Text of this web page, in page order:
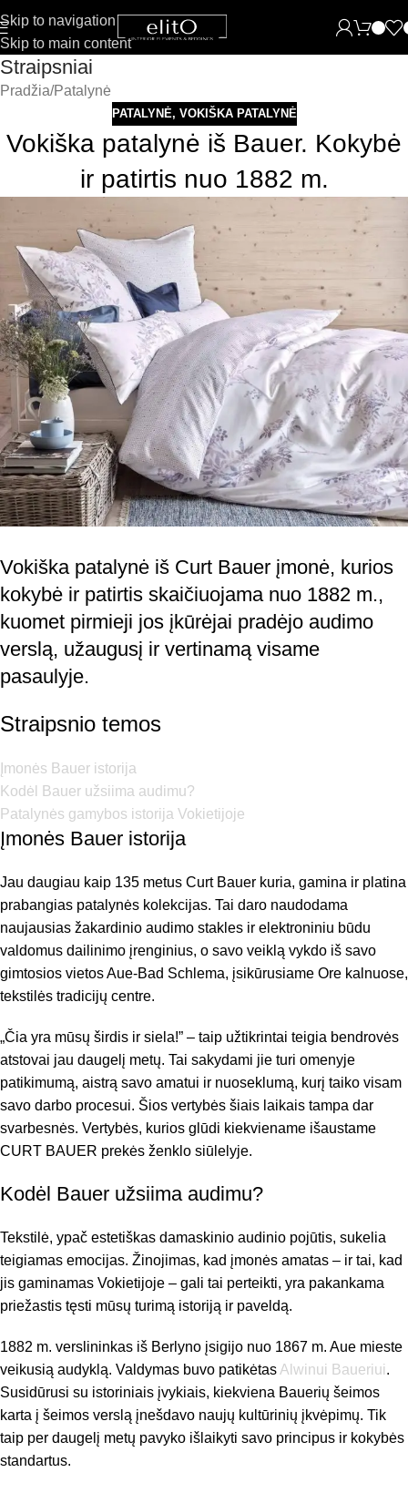
Skip to navigation
Skip to main content
Straipsniai
Pradžia Patalynė
PATALYNĖ, VOKIŠKA PATALYNĖ
Vokiška patalynė iš Bauer. Kokybė
ir patirtis nuo 1882 m.
Vokiška patalynė iš Curt Bauer įmonė, kurios
kokybė ir patirtis skaičiuojama nuo 1882 m.,
kuomet pirmieji jos įkūrėjai pradėjo audimo
verslą, užaugusį ir vertinamą visame
pasaulyje.
Straipsnio temos
Įmonės Bauer istorija
Kodėl Bauer užsiima audimu?
Patalynės gamybos istorija Vokietijoje
Įmonės Bauer istorija
Jau daugiau kaip 135 metus Curt Bauer kuria, gamina ir platina
prabangias patalynės kolekcijas. Tai daro naudodama
naujausias žakardinio audimo stakles ir elektroniniu būdu
valdomus dailinimo įrenginius, o savo veiklą vykdo iš savo
gimtosios vietos Aue-Bad Schlema, įsikūrusiame Ore kalnuose,
tekstilės tradicijų centre.
„Čia yra mūsų širdis ir siela!” – taip užtikrintai teigia bendrovės
atstovai jau daugelį metų. Tai sakydami jie turi omenyje
patikimumą, aistrą savo amatui ir nuoseklumą, kurį taiko visam
savo darbo procesui. Šios vertybės šiais laikais tampa dar
svarbesnės. Vertybės, kurios glūdi kiekviename išaustame
CURT BAUER prekės ženklo siūlelyje.
Kodėl Bauer užsiima audimu?
Tekstilė, ypač estetiškas damaskinio audinio pojūtis, sukelia
teigiamas emocijas. Žinojimas, kad įmonės amatas – ir tai, kad
jis gaminamas Vokietijoje – gali tai perteikti, yra pakankama
priežastis tęsti mūsų turimą istoriją ir paveldą.
1882 m. verslininkas iš Berlyno įsigijo nuo 1867 m. Aue mieste
veikusią audyklą. Valdymas buvo patikėtasAlwinui Baueriui.
Susidūrusi su istoriniais įvykiais, kiekviena Bauerių šeimos
karta į šeimos verslą įnešdavo naujų kultūrinių įkvėpimų. Tik
taip per daugelį metų pavyko išlaikyti savo principus ir kokybės
standartus.